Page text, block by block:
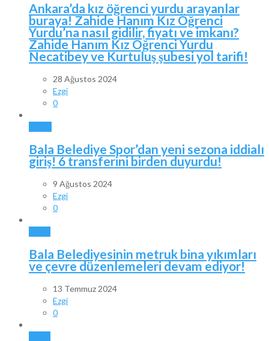
Ankara’da kız öğrenci yurdu arayanlar
buraya! Zahide Hanım Kız Öğrenci
Yurdu’na nasıl gidilir, fiyatı ve imkanı?
Zahide Hanım Kız Öğrenci Yurdu
Necatibey ve Kurtuluş şubesi yol tarifi!
28 Ağustos 2024
Ezgi
0
Bala Belediye Spor’dan yeni sezona iddialı
giriş! 6 transferini birden duyurdu!
9 Ağustos 2024
Ezgi
0
Bala Belediyesinin metruk bina yıkımları
ve çevre düzenlemeleri devam ediyor!
13 Temmuz 2024
Ezgi
0